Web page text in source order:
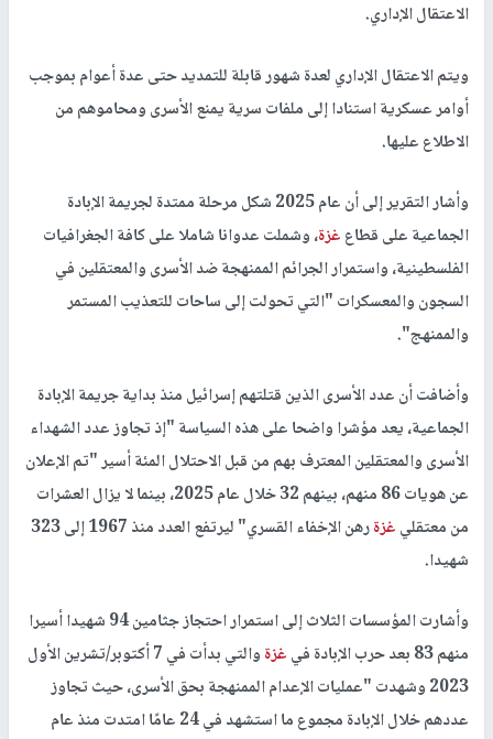
الاعتقال الإداري.
ويتم الاعتقال الإداري لعدة شهور قابلة للتمديد حتى عدة أعوام بموجب
أوامر عسكرية استنادا إلى ملفات سرية يمنع الأسرى ومحاموهم من
الاطلاع عليها.
وأشار التقرير إلى أن عام 2025 شكل مرحلة ممتدة لجريمة الإبادة
الجماعية على قطاعغزة، وشملت عدوانا شاملا على كافة الجغرافيات
الفلسطينية، واستمرار الجرائم الممنهجة ضد الأسرى والمعتقلين في
السجون والمعسكرات "التي تحولت إلى ساحات للتعذيب المستمر
والممنهج".
وأضافت أن عدد الأسرى الذين قتلتهم إسرائيل منذ بداية جريمة الإبادة
الجماعية، يعد مؤشرا واضحا على هذه السياسة "إذ تجاوز عدد الشهداء
الأسرى والمعتقلين المعترف بهم من قبل الاحتلال المئة أسير "تم الإعلان
عن هويات 86 منهم، بينهم 32 خلال عام 2025، بينما لا يزال العشرات
من معتقليغزة
رهن الإخفاء القسري" ليرتفع العدد منذ 1967 إلى 323
شهيدا.
وأشارت المؤسسات الثلاث إلى استمرار احتجاز جثامين 94 شهيدا أسيرا
منهم 83 بعد حرب الإبادة في
غزة
والتي بدأت في 7 أكتوبر/تشرين الأول
2023 وشهدت "عمليات الإعدام الممنهجة بحق الأسرى، حيث تجاوز
عددهم خلال الإبادة مجموع ما استشهد في 24 عامًا امتدت منذ عام